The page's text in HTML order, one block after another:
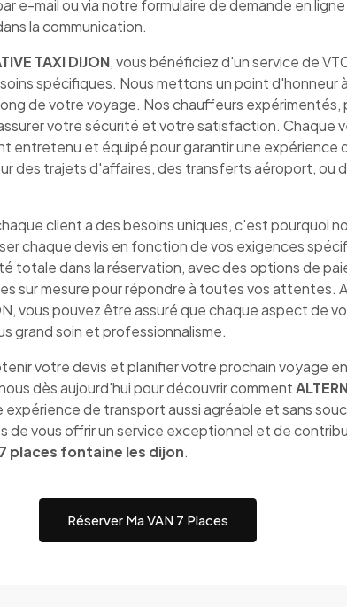
e-mail ou via notre formulaire de demande en
la communication.
TAXI DIJON, vous bénéficiez d'un service de
spécifiques. Nous mettons un point d'honneur
de votre voyage. Nos chauffeurs expérimentés,
votre sécurité et votre satisfaction. Chaque
entretenu et équipé pour garantir une expérience
des trajets d'affaires, des transferts aéroport, ou
client a des besoins uniques, c'est pourquoi
chaque devis en fonction de vos exigences
totale dans la réservation, avec des options de
sur mesure pour répondre à toutes vos attentes.
vous pouvez être assuré que chaque aspect de
grand soin et professionnalisme.
votre devis et planifier votre prochain voyage
dès aujourd'hui pour découvrir comment
de transport aussi agréable et sans
de vous offrir un service exceptionnel et de
7 places fontaine les dijon.
Réserver Ma VAN 7 Places